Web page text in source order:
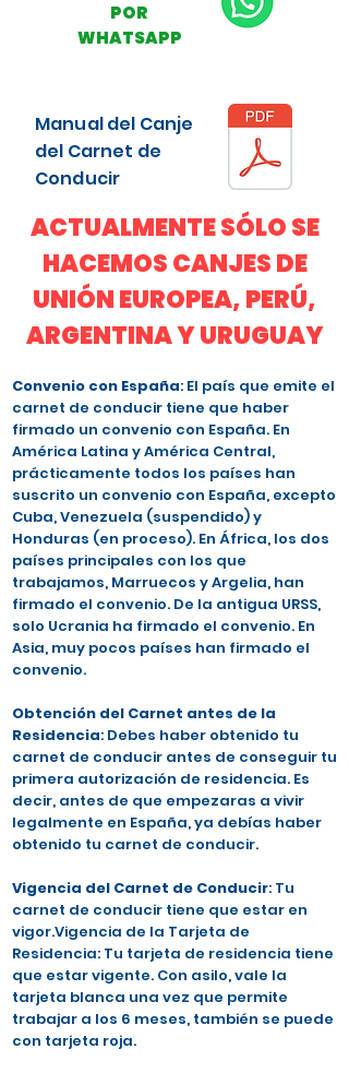
POR
WHATSAPP
Manual del Canje
del Carnet de
Conducir
ACTUALMENTE SÓLO SE
HACEMOS CANJES DE
UNIÓN EUROPEA, PERÚ,
ARGENTINA Y URUGUAY
Convenio con España: El país que emite el
carnet de conducir tiene que haber
firmado un convenio con España. En
América Latina y América Central,
prácticamente todos los países han
suscrito un convenio con España, excepto
Cuba, Venezuela (suspendido) y
Honduras (en proceso). En África, los dos
países principales con los que
trabajamos, Marruecos y Argelia, han
firmado el convenio. De la antigua URSS,
solo Ucrania ha firmado el convenio. En
Asia, muy pocos países han firmado el
convenio.
Obtención del Carnet antes de la
Residencia: Debes haber obtenido tu
carnet de conducir antes de conseguir tu
primera autorización de residencia. Es
decir, antes de que empezaras a vivir
legalmente en España, ya debías haber
obtenido tu carnet de conducir.
Vigencia del Carnet de Conducir: Tu
carnet de conducir tiene que estar en
vigor.Vigencia de la Tarjeta de
Residencia: Tu tarjeta de residencia tiene
que estar vigente. Con asilo, vale la
tarjeta blanca una vez que permite
trabajar a los 6 meses, también se puede
con tarjeta roja.